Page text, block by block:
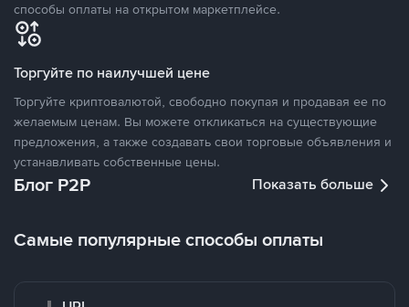
способы оплаты на открытом маркетплейсе.
Торгуйте по наилучшей цене
Торгуйте криптовалютой, свободно покупая и продавая ее по
желаемым ценам. Вы можете откликаться на существующие
предложения, а также создавать свои торговые объявления и
устанавливать собственные цены.
Блог P2P Показать больше
Самые популярные способы оплаты